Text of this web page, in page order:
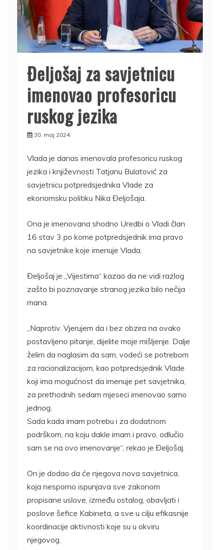
Đeljošaj za savjetnicu
imenovao profesoricu
ruskog jezika
30. maj 2024.
Vlada je danas imenovala profesoricu ruskog
jezika i književnosti Tatjanu Bulatović za
savjetnicu potpredsjednika Vlade za
ekonomsku politiku Nika Đeljošaja.
Ona je imenovana shodno Uredbi o Vladi član
16 stav 3 po kome potpredsjednik ima pravo
na savjetnike koje imenuje Vlada.
Đeljošaj je „Vijestima“ kazao da ne vidi razlog
zašto bi poznavanje stranog jezika bilo nečija
mana.
„Naprotiv. Vjerujem da i bez obzira na ovako
postavljeno pitanje, dijelite moje mišljenje. Dalje
želim da naglasim da sam, vodeći se potrebom
za racionalizacijom, kao potpredsjednik Vlade
koji ima mogućnost da imenuje pet savjetnika,
za prethodnih sedam mjeseci imenovao samo
jednog.
Sada kada imam potrebu i za dodatnom
podrškom, na koju dakle imam i pravo, odlučio
sam se na ovo imenovanje“, rekao je Đeljošaj.
On je dodao da će njegova nova savjetnica,
koja nesporno ispunjava sve zakonom
propisane uslove, između ostalog, obavljati i
poslove šefice Kabineta, a sve u cilju efikasnije
koordinacije aktivnosti koje su u okviru
njegovog.